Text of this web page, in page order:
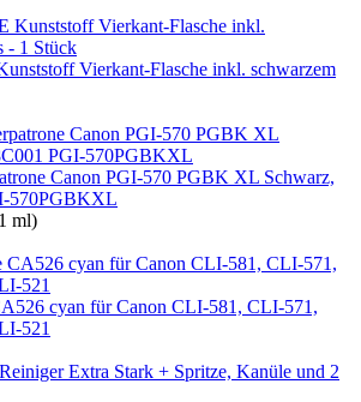
Vierkant-Flasche inkl. schwarzem
Canon PGI-570 PGBK XL Schwarz,
570PGBKXL
ml)
cyan für Canon CLI-581, CLI-571,
521